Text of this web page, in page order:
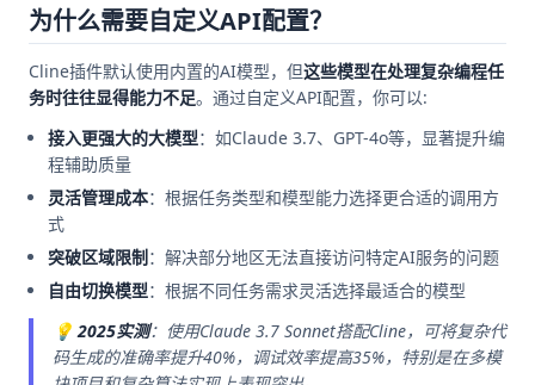
为什么需要自定义API配置？
Cline插件默认使用内置的AI模型，但这些模型在处理复杂编程任
务时往往显得能力不足。通过自定义API配置，你可以:
接入更强大的大模型：如Claude 3.7、GPT-4o等，显著提升编
程辅助质量
灵活管理成本：根据任务类型和模型能力选择更合适的调用方
式
突破区域限制 ：解决部分地区无法直接访问特定AI服务的问题
自由切换模型：根据不同任务需求灵活选择最适合的模型
💡2025实测：使用Claude 3.7 Sonnet搭配Cline，可将复杂代
码生成的准确率提升40%，调试效率提高35%，特别是在多模